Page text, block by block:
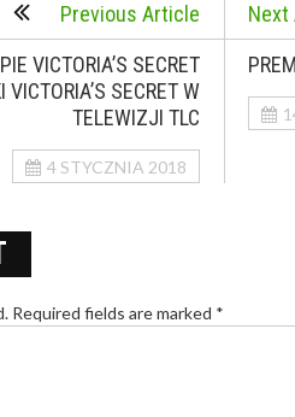
Previous Article
VICTORIA’S SECRET
SECRET W
TELEWIZJI TLC
4 STYCZNIA 2018
Next
Required fields are marked *